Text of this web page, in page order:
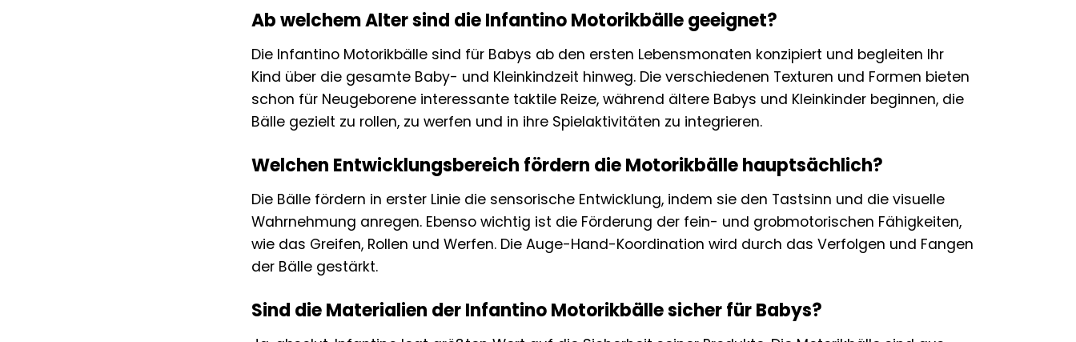
Ab welchem Alter sind die Infantino Motorikbälle geeignet?
Die Infantino Motorikbälle sind für Babys ab den ersten Lebensmonaten konzipiert und begleiten Ihr
Kind über die gesamte Baby- und Kleinkindzeit hinweg. Die verschiedenen Texturen und Formen bieten
schon für Neugeborene interessante taktile Reize, während ältere Babys und Kleinkinder beginnen, die
Bälle gezielt zu rollen, zu werfen und in ihre Spielaktivitäten zu integrieren.
Welchen Entwicklungsbereich fördern die Motorikbälle hauptsächlich?
Die Bälle fördern in erster Linie die sensorische Entwicklung, indem sie den Tastsinn und die visuelle
Wahrnehmung anregen. Ebenso wichtig ist die Förderung der fein- und grobmotorischen Fähigkeiten,
wie das Greifen, Rollen und Werfen. Die Auge-Hand-Koordination wird durch das Verfolgen und Fangen
der Bälle gestärkt.
Sind die Materialien der Infantino Motorikbälle sicher für Babys?